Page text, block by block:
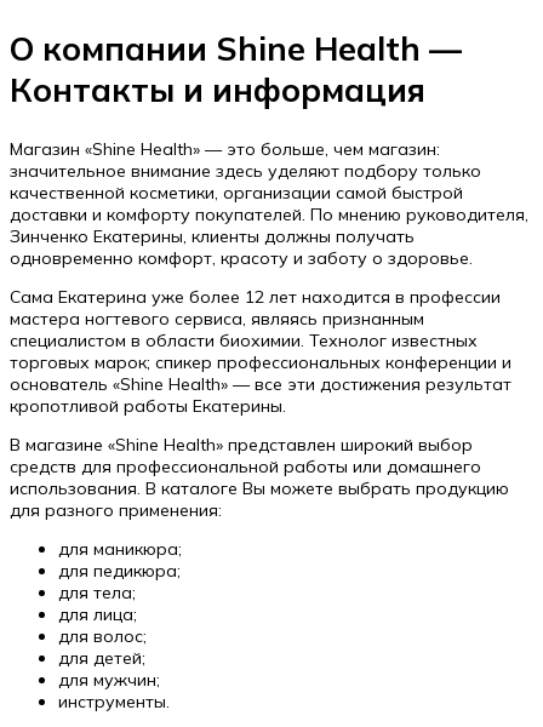
О компании Shine Health —
Контакты и информация
Магазин «Shine Health» — это больше, чем магазин:
значительное внимание здесь уделяют подбору только
качественной косметики, организации самой быстрой
доставки и комфорту покупателей. По мнению руководителя,
Зинченко Екатерины, клиенты должны получать
одновременно комфорт, красоту и заботу о здоровье.
Сама Екатерина уже более 12 лет находится в профессии
мастера ногтевого сервиса, являясь признанным
специалистом в области биохимии. Технолог известных
торговых марок; спикер профессиональных конференции и
основатель «Shine Health» — все эти достижения результат
кропотливой работы Екатерины.
В магазине «Shine Health» представлен широкий выбор
средств для профессиональной работы или домашнего
использования. В каталоге Вы можете выбрать продукцию
для разного применения:
для маникюра;
для педикюра;
для тела;
для лица;
для волос;
для детей;
для мужчин;
инструменты.